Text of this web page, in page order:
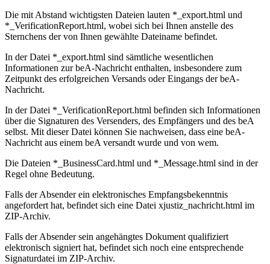
Die mit Abstand wichtigsten Dateien lauten *_export.html und
*_VerificationReport.html, wobei sich bei Ihnen anstelle des
Sternchens der von Ihnen gewählte Dateiname befindet.
In der Datei *_export.html sind sämtliche wesentlichen
Informationen zur beA-Nachricht enthalten, insbesondere zum
Zeitpunkt des erfolgreichen Versands oder Eingangs der beA-
Nachricht.
In der Datei *_VerificationReport.html befinden sich Informationen
über die Signaturen des Versenders, des Empfängers und des beA
selbst. Mit dieser Datei können Sie nachweisen, dass eine beA-
Nachricht aus einem beA versandt wurde und von wem.
Die Dateien *_BusinessCard.html und *_Message.html sind in der
Regel ohne Bedeutung.
Falls der Absender ein elektronisches Empfangsbekenntnis
angefordert hat, befindet sich eine Datei xjustiz_nachricht.html im
ZIP-Archiv.
Falls der Absender sein angehängtes Dokument qualifiziert
elektronisch signiert hat, befindet sich noch eine entsprechende
Signaturdatei im ZIP-Archiv.